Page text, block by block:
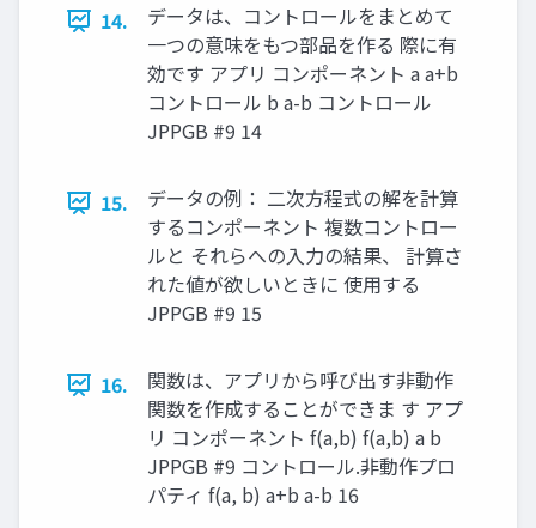
14.
データは、コントロールをまとめて
一つの意味をもつ部品を作る 際に有
効です アプリ コンポーネント a a+b
コントロール b a-b コントロール
JPPGB #9 14
15.
データの例： 二次方程式の解を計算
するコンポーネント 複数コントロー
ルと それらへの入力の結果、 計算さ
れた値が欲しいときに 使用する
JPPGB #9 15
16.
関数は、アプリから呼び出す非動作
関数を作成することができま す アプ
リ コンポーネント f(a,b) f(a,b) a b
JPPGB #9 コントロール.非動作プロ
パティ f(a, b) a+b a-b 16